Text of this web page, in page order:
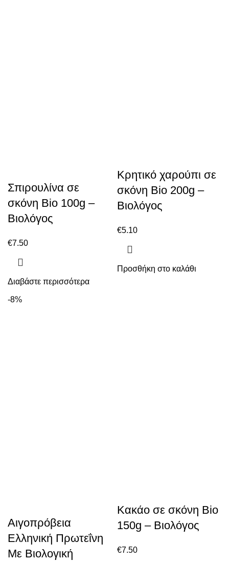
Σπιρουλίνα σε
σκόνη Bio 100g –
Βιολόγος
€7.50
Διαβάστε περισσότερα
Κρητικό χαρούπι σε
σκόνη Bio 200g –
Βιολόγος
€5.10
Προσθήκη στο καλάθι
-8%
Αιγοπρόβεια
Ελληνική Πρωτεΐνη
Με Βιολογική
Κακάο σε σκόνη Bio
150g – Βιολόγος
€7.50